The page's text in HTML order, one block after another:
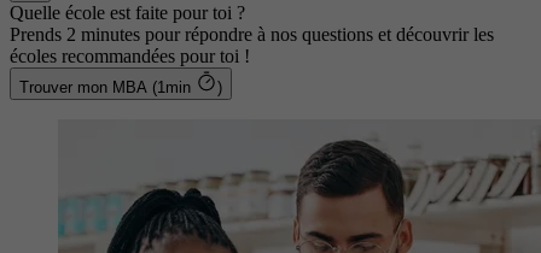
Quelle école est faite pour toi ?
Prends 2 minutes pour répondre à nos questions et découvrir les
écoles recommandées pour toi !
Trouver mon MBA (1min )